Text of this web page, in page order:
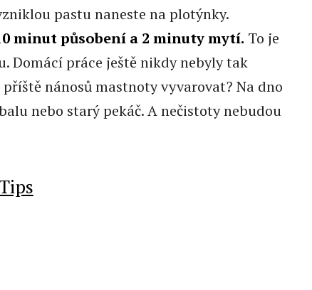
pastu naneste na plotýnky.
minut působení a 2 minuty mytí. To je
Domácí práce ještě nikdy nebyly tak
nánosů mastnoty vyvarovat? Na dno
nebo starý pekáč. A nečistoty nebudou